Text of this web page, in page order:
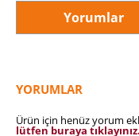
Yorumlar
YORUMLAR
Ürün için henüz yorum
lütfen buraya tıklayınız.